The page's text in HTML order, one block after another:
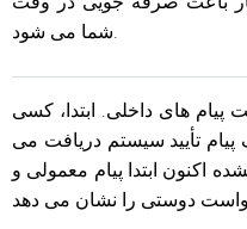
شما می شود.
های داخلی. ابتدا، کسی
تأیید سیستم دریافت می
اکنون ابتدا پیام معمولی و